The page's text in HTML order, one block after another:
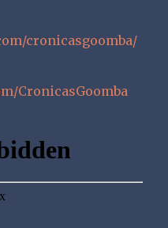
cronicasgoomba/
CronicasGoomba